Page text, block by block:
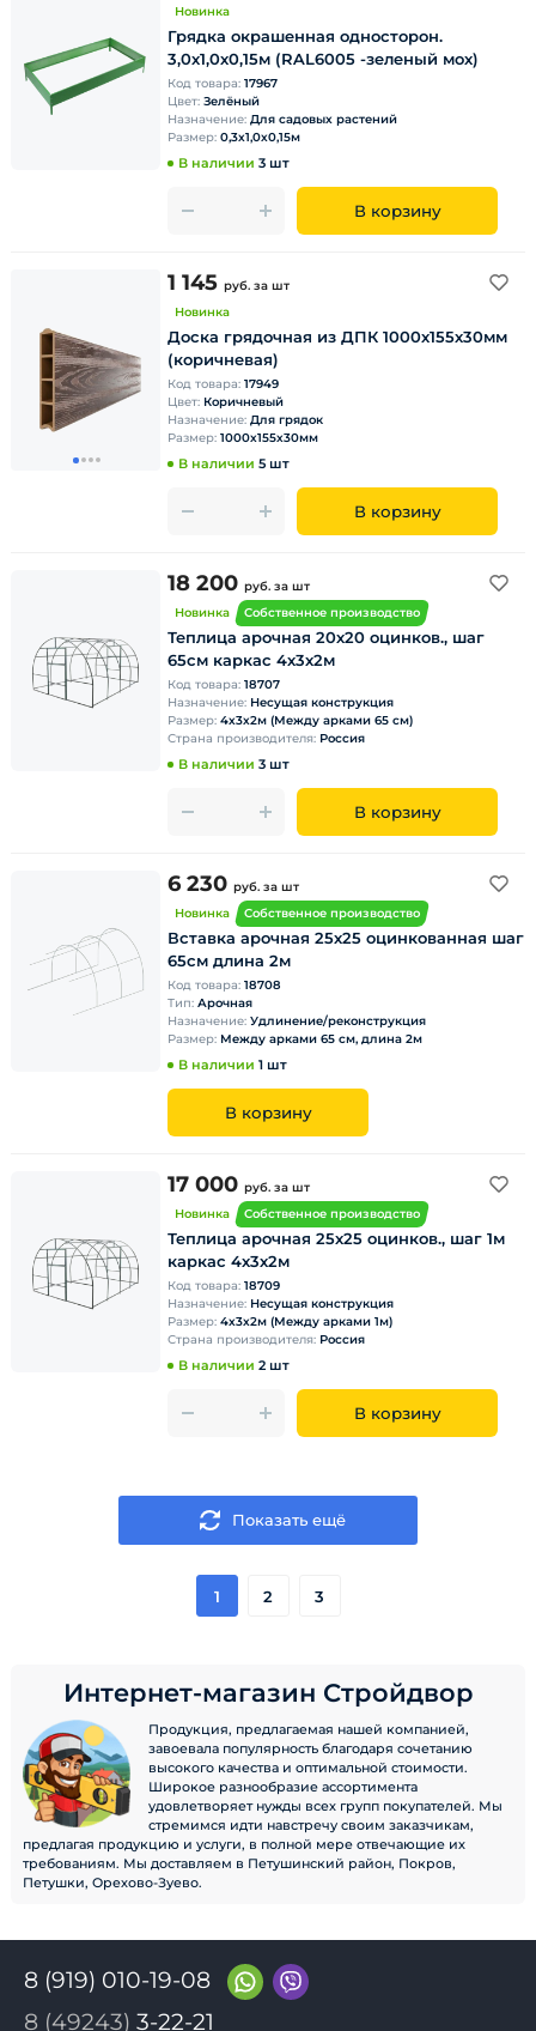
Новинка
Грядка окрашенная односторон.
3,0х1,0х0,15м (RAL6005 -зеленый мох)
Код товара: 17967
Цвет: Зелёный
Назначение: Для садовых растений
Размер: 0,3х1,0х0,15м
В наличии 3 шт
В корзину
1 145 руб. за шт
Новинка
Доска грядочная из ДПК 1000х155х30мм
(коричневая)
Код товара: 17949
Цвет: Коричневый
Назначение: Для грядок
Размер: 1000х155х30мм
В наличии 5 шт
В корзину
18 200 руб. за шт
Новинка
Собственное производство
Теплица арочная 20х20 оцинков., шаг
65см каркас 4х3х2м
Код товара: 18707
Назначение: Несущая конструкция
Размер: 4х3х2м (Между арками 65 см)
Страна производителя: Россия
В наличии 3 шт
В корзину
6 230 руб. за шт
Новинка
Собственное производство
Вставка арочная 25х25 оцинкованная шаг
65см длина 2м
Код товара: 18708
Тип: Арочная
Назначение: Удлинение/реконструкция
Размер: Между арками 65 см, длина 2м
В наличии 1 шт
В корзину
17 000 руб. за шт
Новинка
Собственное производство
Теплица арочная 25х25 оцинков., шаг 1м
каркас 4х3х2м
Код товара: 18709
Назначение: Несущая конструкция
Размер: 4х3х2м (Между арками 1м)
Страна производителя: Россия
В наличии 2 шт
В корзину
Показать ещё
1 2 3
Интернет-магазин Стройдвор
Продукция, предлагаемая нашей компанией,
завоевала популярность благодаря сочетанию
высокого качества и оптимальной стоимости.
Широкое разнообразие ассортимента
удовлетворяет нужды всех групп покупателей. Мы
стремимся идти навстречу своим заказчикам,
предлагая продукцию и услуги, в полной мере отвечающие их
требованиям. Мы доставляем в Петушинский район, Покров,
Петушки, Орехово-Зуево.
8 (919) 010-19-08
8 (49243) 3-22-21